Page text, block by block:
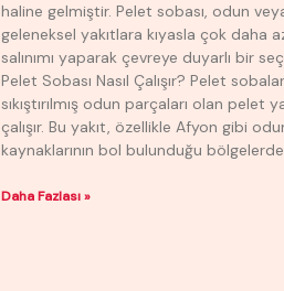
haline gelmiştir. Pelet sobası, odun
geleneksel yakıtlara kıyasla çok daha
salınımı yaparak çevreye duyarlı bir
Pelet Sobası Nasıl Çalışır? Pelet
sıkıştırılmış odun parçaları olan pelet
çalışır. Bu yakıt, özellikle Afyon gibi
kaynaklarının bol bulunduğu bölgelerde
Daha Fazlası »